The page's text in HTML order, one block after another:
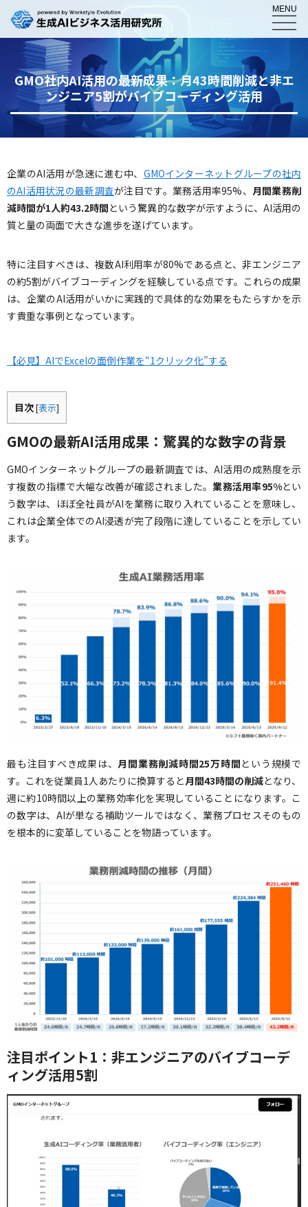
MENU
GMO社内AI活用の最新成果：月43時間削減と非エ
ンジニア5割がバイブコーディング活用
企業のAI活用が急速に進む中、 GMOインターネットグループの社内
のAI活用状況の最新調査が注目です。業務活用率95%、 月間業務削
減時間が1人約43.2時間という驚異的な数字が示すように、AI活用の
質と量の両面で大きな進歩を遂げています。
特に注目すべきは、複数AI利用率が80%である点と、非エンジニア
の約5割がバイブコーディングを経験している点です。これらの成果
は、企業のAI活用がいかに実践的で具体的な効果をもたらすかを示
す貴重な事例となっています。
【必見】AIでExcelの面倒作業を“1クリック化”する
目次[表示]
GMOの最新AI活用成果：驚異的な数字の背景
GMOインターネットグループの最新調査では、AI活用の成熟度を示
す複数の指標で大幅な改善が確認されました。業務活用率95%とい
う数字は、ほぼ全社員がAIを業務に取り入れていることを意味し、
これは企業全体でのAI浸透が完了段階に達していることを示してい
ます。
最も注目すべき成果は、月間業務削減時間25万時間という規模で
す。これを従業員1人あたりに換算すると月間43時間の削減となり、
週に約10時間以上の業務効率化を実現していることになります。こ
の数字は、AIが単なる補助ツールではなく、業務プロセスそのもの
を根本的に変革していることを物語っています。
注目ポイント1：非エンジニアのバイブコーデ
ィング活用5割